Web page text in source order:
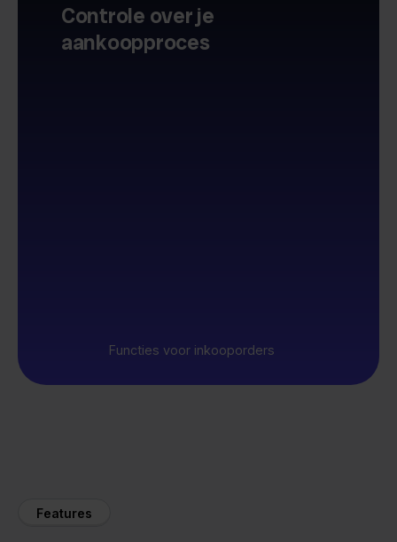
Controle over je
aankoopproces
Functies voor inkooporders
Features